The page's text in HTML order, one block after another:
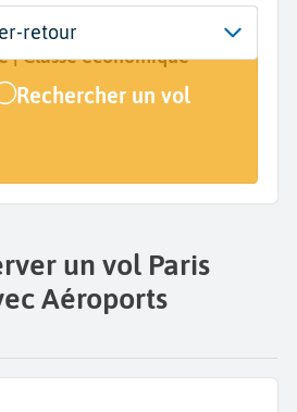
votre voyage
| Classe
| Classe économique
Rechercher un vol
retour
un vol Paris
Aéroports